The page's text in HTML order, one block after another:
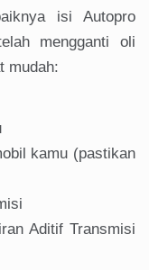
isi Autopro
mengganti oli
mudah:
kamu (pastikan
Aditif Transmisi